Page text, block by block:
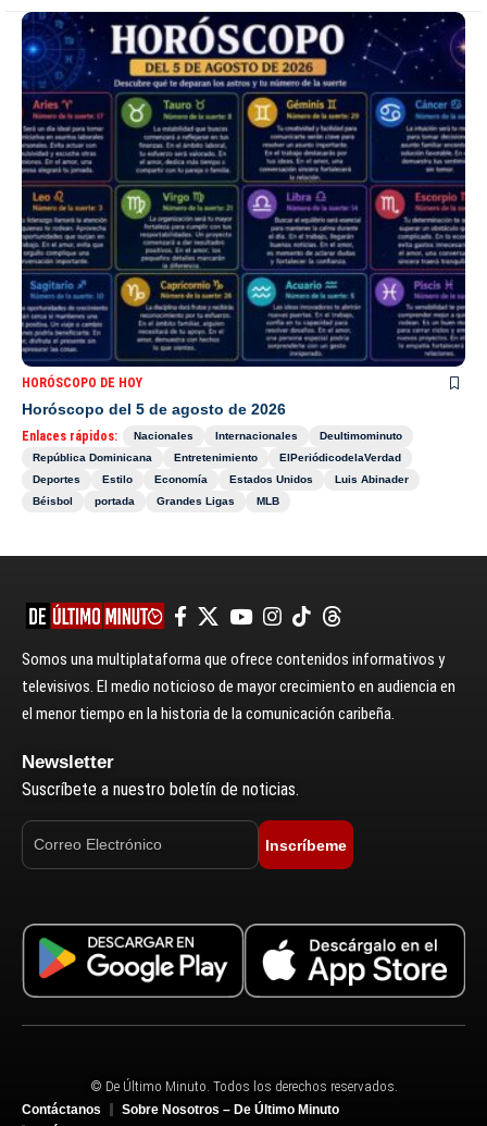
HORÓSCOPO DE HOY
Horóscopo del 5 de agosto de 2026
Enlaces rápidos: Nacionales Internacionales
Deultimominuto
República Dominicana
Entretenimiento
ElPeriódicodelaVerdad
Deportes
Estilo Economía Estados Unidos
Luis Abinader
Béisbol
portada Grandes Ligas MLB
Somos una multiplataforma que ofrece contenidos informativos y
televisivos. El medio noticioso de mayor crecimiento en audiencia en
el menor tiempo en la historia de la comunicación caribeña.
Newsletter
Suscríbete a nuestro boletín de noticias.
Inscríbeme
© De Último Minuto. Todos los derechos reservados.
Contáctanos
Sobre Nosotros – De Último Minuto